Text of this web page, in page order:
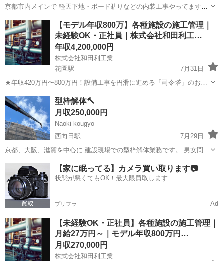
京都市内メインで 軽天下地・ボード貼りなどの内装工事やってます！
👷‍♂️仕事内容 何もないところから部屋を作る仕事です！ 最初はカンタ
ンな作業からなので安心👍 💰給料 日給：12,000円〜(研修期間有) 月30
万く...
京都 宇治市 宇治駅 内装職人
【モデル年収800万】各種施設の施工管理｜
未経験OK・正社員｜株式会社和田利工…
年収4,200,000円
株式会社和田利工業
花園駅
7月31日
★年収420万円〜800万円！設備工事を円滑に進める「司令塔」のお仕
事 ★未経験歓迎・ベテラン社員の同行からスタートで安心♪ ★創業
1931年の歴史ある安定企業！ ■ 給与（年収） 年収420万円〜800万円
京都 京都市 花園駅
型枠解体🔨
月収250,000円
Naoki kougyo
西向日駅
7月29日
京都、大阪、滋賀を中心に 建設現場での型枠解体業務です。 男女問わ
ず、一緒に働ける仲間を 募集しています。 『仕事は楽しく！』をモッ
トーに！！ 未経験者大歓迎です。 ２０代、３０代、４０代‥年齢問わ
ず、 男女共に頑張っ...
京都 京都市 西向日駅 その他 型枠
【家に眠ってる】カメラ買い取ります📷
状態が悪くてもOK！最大限買取します
プリフラ Ad
【未経験OK・正社員】各種施設の施工管理｜
月給27万円～｜モデル年収800万円…
月収270,000円
株式会社和田利工業